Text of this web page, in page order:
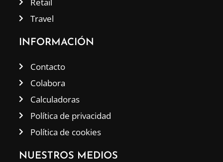
Travel
INFORMACIÓN
Contacto
Colabora
Calculadoras
Política de privacidad
Política de cookies
NUESTROS MEDIOS